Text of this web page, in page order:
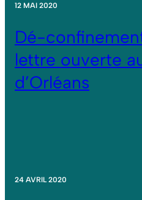
12 MAI 2020
Dé-
lettre ouverte
d’Orléans
24 AVRIL 2020